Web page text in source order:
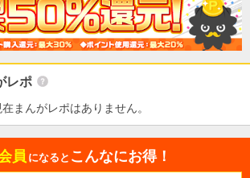
レポ
まんがレポはありません。
員 になると こんなにお得！